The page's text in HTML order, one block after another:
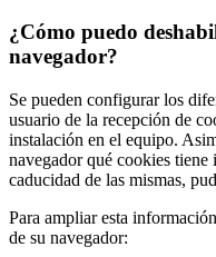
¿Cómo puedo
navegador?
Se pueden configurar los
usuario de la recepción de
instalación en el equipo.
navegador qué cookies tiene
caducidad de las mismas,
Para ampliar esta
de su navegador: